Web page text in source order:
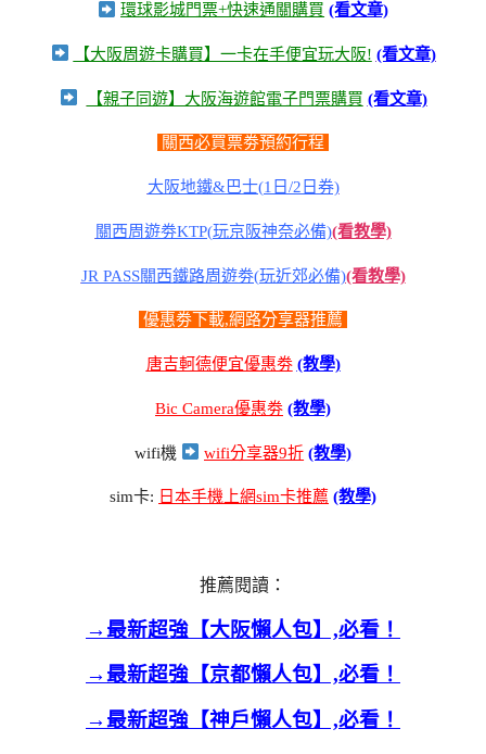
環球影城門票+快速通關購買 (看文章)
【大阪周遊卡購買】一卡在手便宜玩大阪! (看文章)
【親子同遊】大阪海遊館電子門票購買 (看文章)
關西必買票劵預約行程
大阪地鐵&巴士(1日/2日券)
關西周遊劵KTP(玩京阪神奈必備)(看教學)
JR PASS關西鐵路周遊劵(玩近郊必備)(看教學)
優惠劵下載,網路分享器推薦
唐吉軻德便宜優惠劵 (教學)
Bic Camera優惠劵 (教學)
wifi機 wifi分享器9折 (教學)
sim卡: 日本手機上網sim卡推薦 (教學)
推薦閱讀：
→最新超強【大阪懶人包】,必看！
→最新超強【京都懶人包】,必看！
→最新超強【神戶懶人包】,必看！